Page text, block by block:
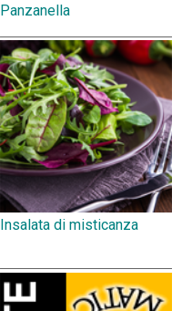
Panzanella
Insalata di misticanza